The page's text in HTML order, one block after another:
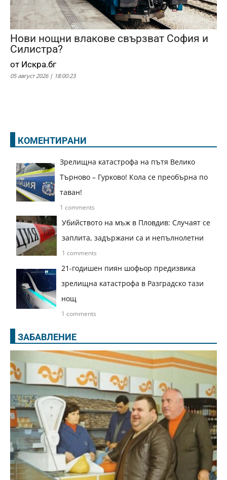
Нови нощни влакове свързват София и
Силистра?
от Искра.бг
05 август 2026 | 18:00:23
КОМЕНТИРАНИ
Зрелищна катастрофа на пътя Велико
Търново – Гурково! Кола се преобърна по
таван!
1 comments
Убийството на мъж в Пловдив: Случаят се
заплита, задържани са и непълнолетни
1 comments
21-годишен пиян шофьор предизвика
зрелищна катастрофа в Разградско тази
нощ
1 comments
ЗАБАВЛЕНИЕ